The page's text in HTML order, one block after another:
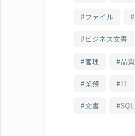
ファイル
ビジネス文書
管理 品質
業務 IT
文書 SQL